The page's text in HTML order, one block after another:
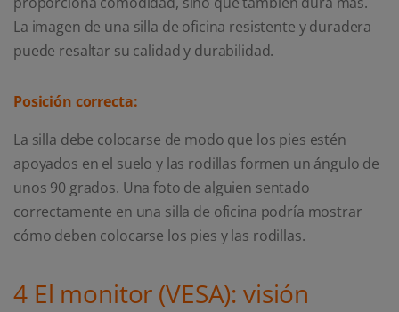
La imagen de una silla de oficina resistente y duradera
puede resaltar su calidad y durabilidad.
Posición correcta:
La silla debe colocarse de modo que los pies estén
apoyados en el suelo y las rodillas formen un ángulo de
unos 90 grados. Una foto de alguien sentado
correctamente en una silla de oficina podría mostrar
cómo deben colocarse los pies y las rodillas.
4 El monitor (VESA): visión